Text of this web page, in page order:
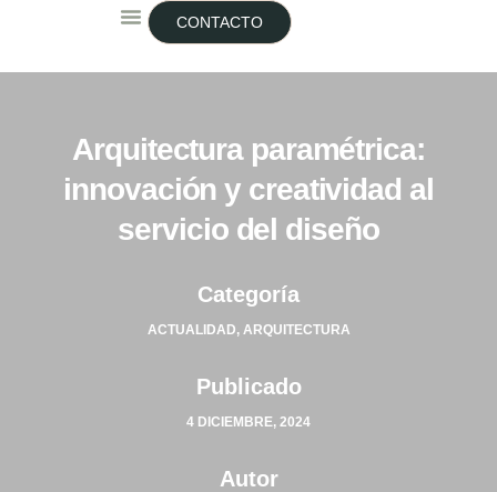
CONTACTO
Arquitectura paramétrica:
innovación y creatividad al
servicio del diseño
Categoría
ACTUALIDAD, ARQUITECTURA
Publicado
4 DICIEMBRE, 2024
Autor